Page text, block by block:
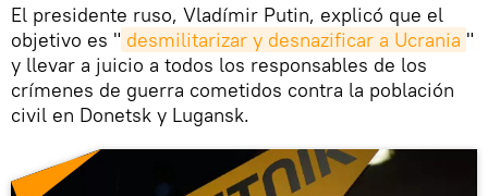
El presidente ruso, Vladímir Putin, explicó que el
objetivo es " desmilitarizar y desnazificar a Ucrania "
y llevar a juicio a todos los responsables de los
crímenes de guerra cometidos contra la población
civil en Donetsk y Lugansk.